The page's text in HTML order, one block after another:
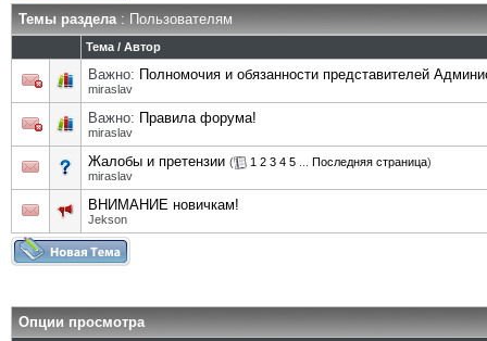
Темы раздела: Пользователям
Тема / Автор
Важно: Полномочия и обязанности представителей
miraslav
Важно: Правила форума!
miraslav
Жалобы и претензии ( 1 2 3 4 5 Последняя страница)
miraslav
ВНИМАНИЕ новичкам!
Jekson
Опции просмотра